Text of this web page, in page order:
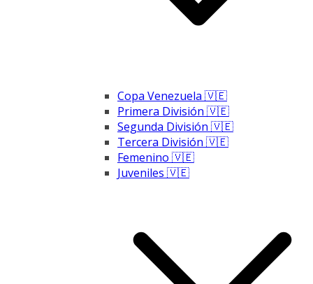
Copa Venezuela 🇻🇪
Primera División 🇻🇪
Segunda División 🇻🇪
Tercera División 🇻🇪
Femenino 🇻🇪
Juveniles 🇻🇪